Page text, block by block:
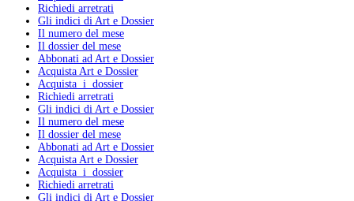
Richiedi arretrati
Gli indici di Art e Dossier
Il numero del mese
Il dossier del mese
Abbonati ad Art e Dossier
Acquista Art e Dossier
Acquista i dossier
Richiedi arretrati
Gli indici di Art e Dossier
Il numero del mese
Il dossier del mese
Abbonati ad Art e Dossier
Acquista Art e Dossier
Acquista i dossier
Richiedi arretrati
Gli indici di Art e Dossier